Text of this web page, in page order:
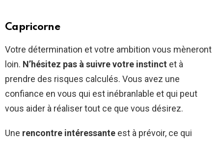
Capricorne
Votre détermination et votre ambition vous mèneront
loin. N’hésitez pas à suivre votre instinct et à
prendre des risques calculés. Vous avez une
confiance en vous qui est inébranlable et qui peut
vous aider à réaliser tout ce que vous désirez.
Une rencontre intéressante est à prévoir, ce qui